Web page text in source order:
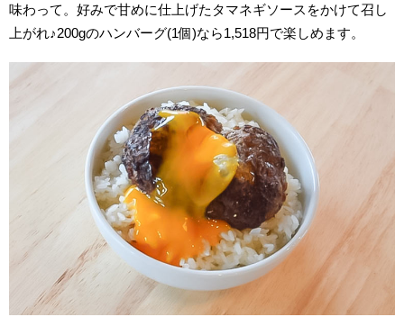
味わって。好みで甘めに仕上げたタマネギソースをかけて召し
上がれ♪200gのハンバーグ(1個)なら1,518円で楽しめます。